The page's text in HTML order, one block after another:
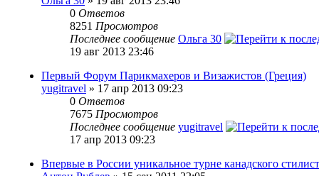
0 Ответов
8251 Просмотров
Последнее сообщение Ольга 30
19 авг 2013 23:46
Первый Форум Парикмахеров и Визажистов (Греция)
yugitravel » 17 апр 2013 09:23
0 Ответов
7675 Просмотров
Последнее сообщение yugitravel
17 апр 2013 09:23
Впервые в России уникальное турне канадского